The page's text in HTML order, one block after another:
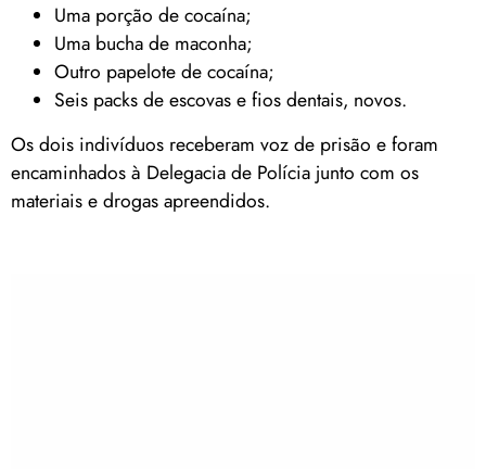
Uma porção de cocaína;
Uma bucha de maconha;
Outro papelote de cocaína;
Seis packs de escovas e fios dentais, novos.
Os dois indivíduos receberam voz de prisão e foram
encaminhados à Delegacia de Polícia junto com os
materiais e drogas apreendidos.